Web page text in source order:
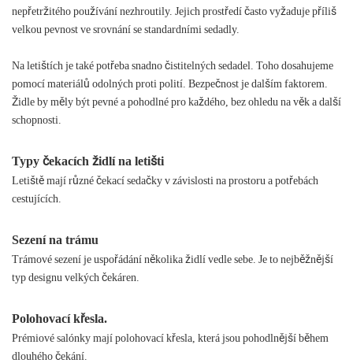
nepřetržitého používání nezhroutily. Jejich prostředí často vyžaduje příliš
velkou pevnost ve srovnání se standardními sedadly.
Na letištích je také potřeba snadno čistitelných sedadel. Toho dosahujeme
pomocí materiálů odolných proti polití. Bezpečnost je dalším faktorem.
Židle by měly být pevné a pohodlné pro každého, bez ohledu na věk a další
schopnosti.
Typy čekacích židlí na letišti
Letiště mají různé čekací sedačky v závislosti na prostoru a potřebách
cestujících.
Sezení na trámu
Trámové sezení je uspořádání několika židlí vedle sebe. Je to nejběžnější
typ designu velkých čekáren.
Polohovací křesla.
Prémiové salónky mají polohovací křesla, která jsou pohodlnější během
dlouhého čekání.